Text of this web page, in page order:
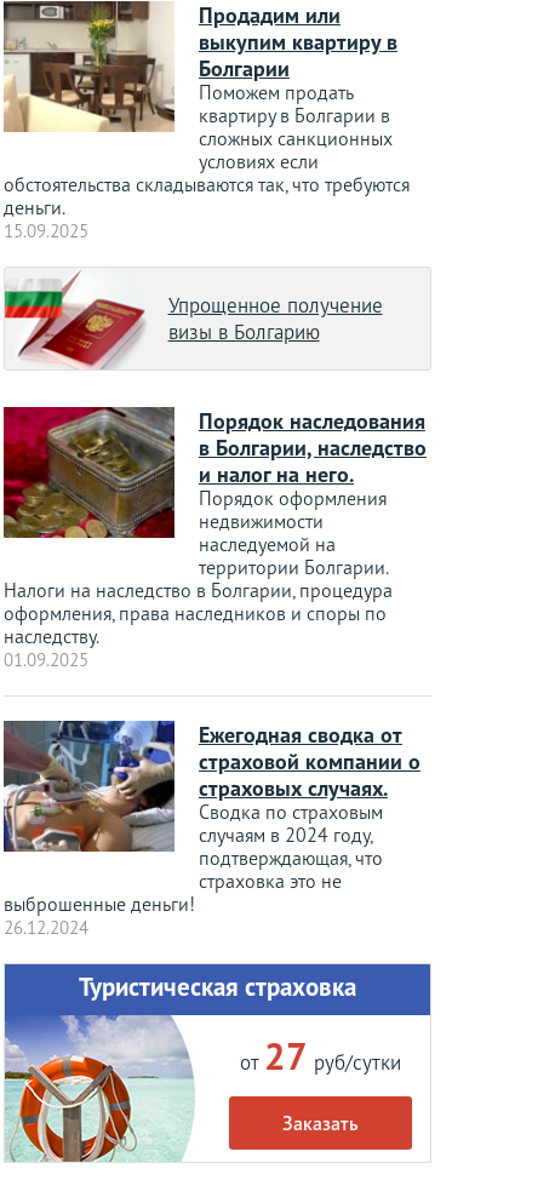
Продадим или
выкупим квартиру в
Болгарии
Поможем продать
квартиру в Болгарии в
сложных санкционных
условиях если
обстоятельства складываются так, что требуются
деньги.
15.09.2025
Упрощенное получение
визы в Болгарию
Порядок наследования
в Болгарии, наследство
и налог на него.
Порядок оформления
недвижимости
наследуемой на
территории Болгарии.
Налоги на наследство в Болгарии, процедура
оформления, права наследников и споры по
наследству.
01.09.2025
Ежегодная сводка от
страховой компании о
страховых случаях.
Сводка по страховым
случаям в 2024 году,
подтверждающая, что
страховка это не
выброшенные деньги!
26.12.2024
Туристическая страховка
от 27 руб/сутки
Заказать